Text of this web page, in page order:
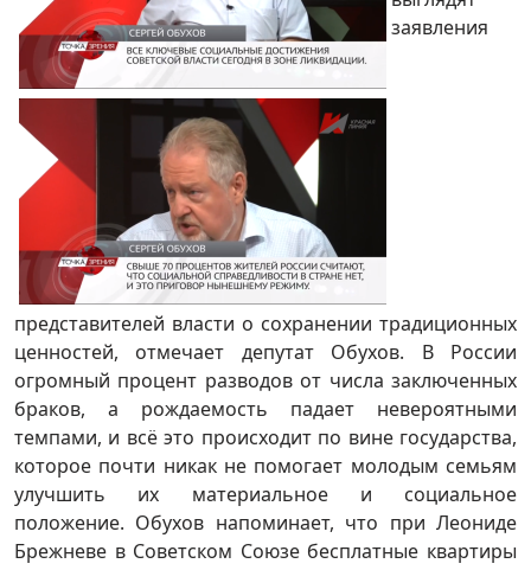
заявления
представителей власти о сохранении традиционных
ценностей, отмечает депутат Обухов. В России
огромный процент разводов от числа заключенных
браков, а рождаемость падает невероятными
темпами, и всё это происходит по вине государства,
которое почти никак не помогает молодым семьям
улучшить их материальное и социальное
положение. Обухов напоминает, что при Леониде
Брежневе в Советском Союзе бесплатные квартиры